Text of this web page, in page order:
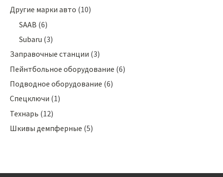
Другие марки авто (10)
SAAB (6)
Subaru (3)
Заправочные станции (3)
Пейнтбольное оборудование (6)
Подводное оборудование (6)
Спецключи (1)
Технарь (12)
Шкивы демпферные (5)